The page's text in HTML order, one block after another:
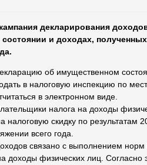
декларирования
и доходах,
об имущественном
в налоговую инспекцию по
в электронном виде.
налога на доходы
налоговую скидку по результатам
всего года.
связано с выполнением норм
доходы физических лиц. Согласно